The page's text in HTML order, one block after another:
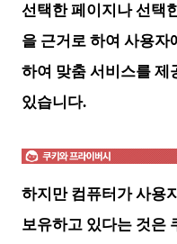
선택한 페이지나 선택
을 근거로 하여 사용자
하여 맞춤 서비스를 제
있습니다.
하지만 컴퓨터가 사용
보유하고 있다는 것은